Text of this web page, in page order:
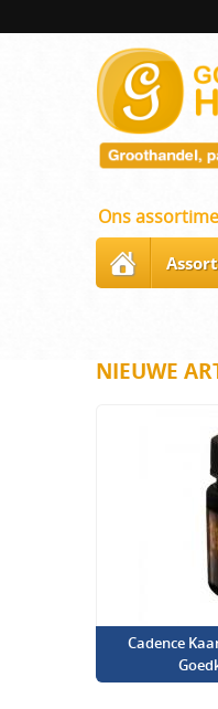
Ons
NIEUWE
Cadence